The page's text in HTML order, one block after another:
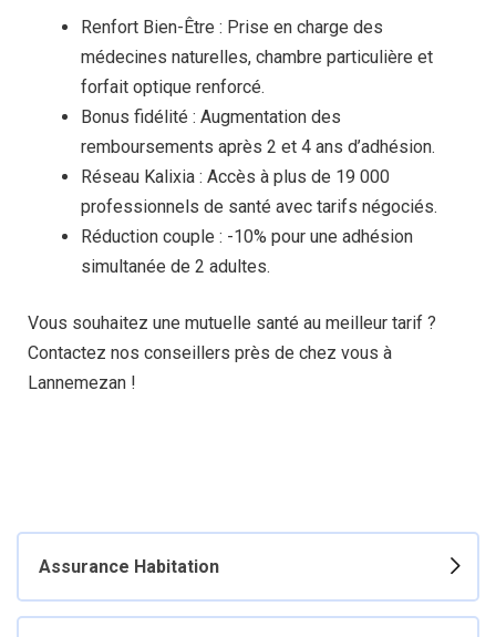
Renfort Bien-Être : Prise en charge des
médecines naturelles, chambre particulière et
forfait optique renforcé.
Bonus fidélité : Augmentation des
remboursements après 2 et 4 ans d’adhésion.
Réseau Kalixia : Accès à plus de 19 000
professionnels de santé avec tarifs négociés.
Réduction couple : -10% pour une adhésion
simultanée de 2 adultes.
Vous souhaitez une mutuelle santé au meilleur tarif ?
Contactez nos conseillers près de chez vous à
Lannemezan !
Assurance Habitation